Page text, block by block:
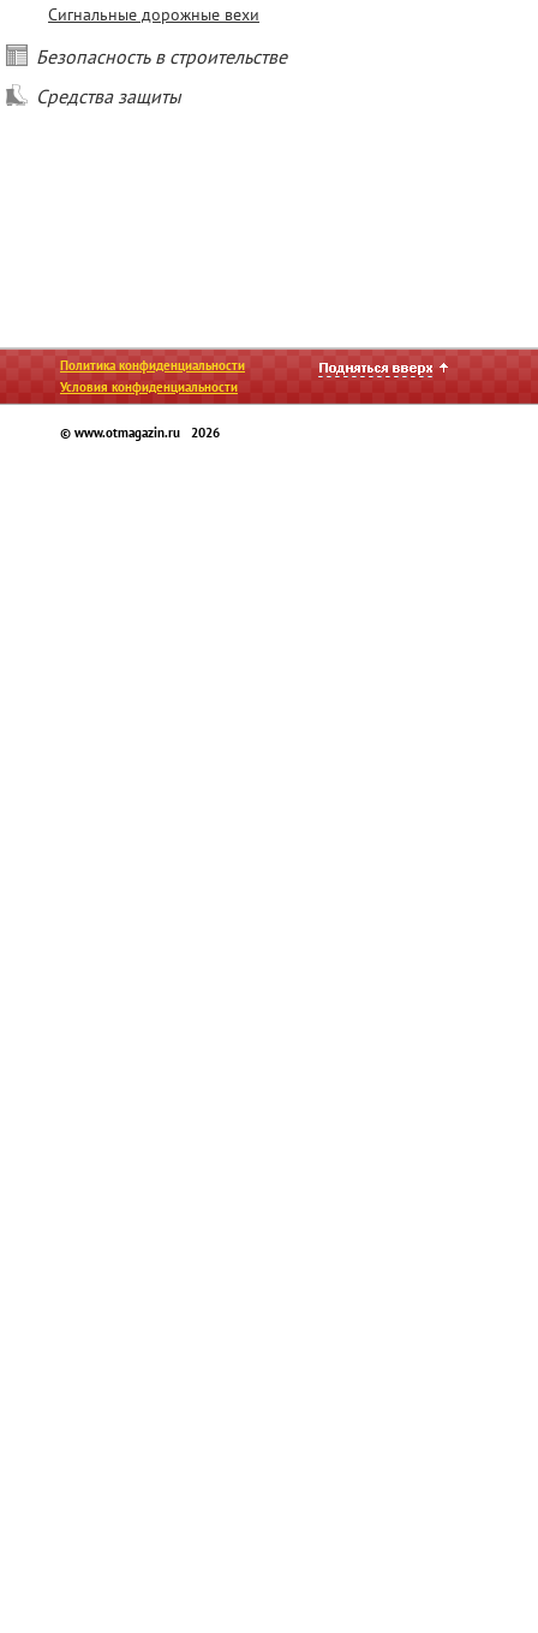
Сигнальные дорожные вехи
Безопасность в строительстве
Средства защиты
Политика конфиденциальности
Условия конфиденциальности
© www.otmagazin.ru 2026